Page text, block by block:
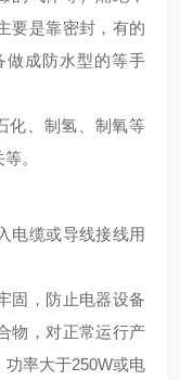
要是靠密封，有的
做成防水型的等手
化、制氢、制氧等
。
电缆或导线接线用
固，防止电器设备
物，对正常运行产
率大于250W或电